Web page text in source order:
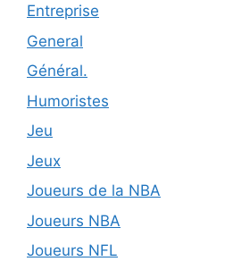
Entreprise
General
Général.
Humoristes
Jeu
Jeux
Joueurs de la NBA
Joueurs NBA
Joueurs NFL